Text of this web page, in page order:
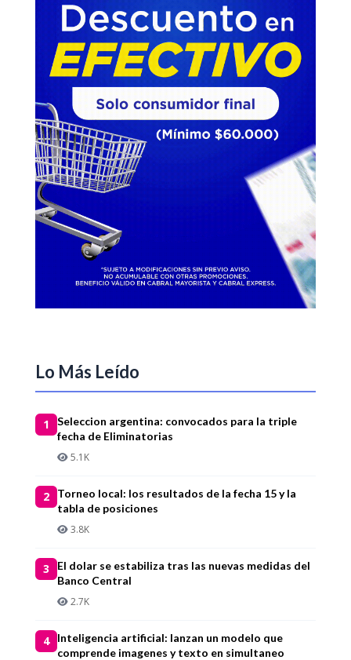
Lo Más Leído
1
Seleccion argentina: convocados para la triple
fecha de Eliminatorias
5.1K
2
Torneo local: los resultados de la fecha 15 y la
tabla de posiciones
3.8K
3
El dolar se estabiliza tras las nuevas medidas del
Banco Central
2.7K
4
Inteligencia artificial: lanzan un modelo que
comprende imagenes y texto en simultaneo